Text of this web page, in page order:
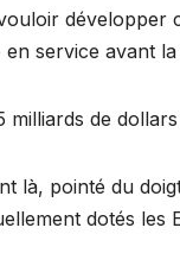
développer
service avant
de
là, pointé du
dotés les